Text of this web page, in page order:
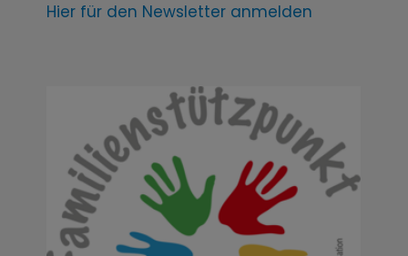
Hier für den Newsletter anmelden